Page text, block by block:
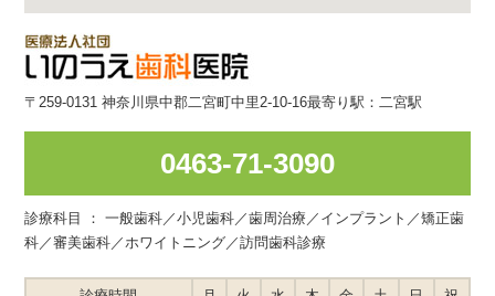
〒259-0131 神奈川県中郡二宮町中里2-10-16最寄り駅：二宮駅
0463-71-3090
診療科目 ： 一般歯科／小児歯科／歯周治療／インプラント／矯正歯
科／審美歯科／ホワイトニング／訪問歯科診療